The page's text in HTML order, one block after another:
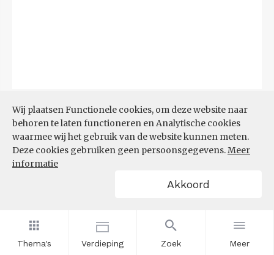
Thema's Verdieping Zoek Meer
Wij plaatsen Functionele cookies, om deze website naar
behoren te laten functioneren en Analytische cookies
waarmee wij het gebruik van de website kunnen meten.
Deze cookies gebruiken geen persoonsgegevens.Meer
informatie
Akkoord
TOP 10 REGIO'S MET KLEINSTE
AANDEEL TEKORT AAN
ARBEIDSKRACHTEN
Filters